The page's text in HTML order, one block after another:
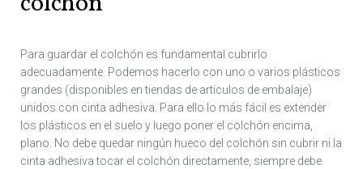
Para guardar el colchón es fundamental cubrirlo
adecuadamente. Podemos hacerlo con uno o varios plásticos
grandes (disponibles en tiendas de artículos de embalaje)
unidos con cinta adhesiva. Para ello lo más fácil es extender
los plásticos en el suelo y luego poner el colchón encima,
plano. No debe quedar ningún hueco del colchón sin cubrir ni la
cinta adhesiva tocar el colchón directamente, siempre debe